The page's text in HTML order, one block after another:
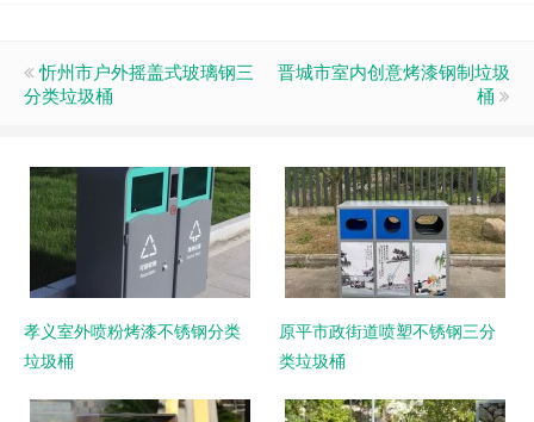
忻州市户外摇盖式玻璃钢三
分类垃圾桶
晋城市室内创意烤漆钢制垃圾
桶
孝义室外喷粉烤漆不锈钢分类
垃圾桶
原平市政街道喷塑不锈钢三分
类垃圾桶